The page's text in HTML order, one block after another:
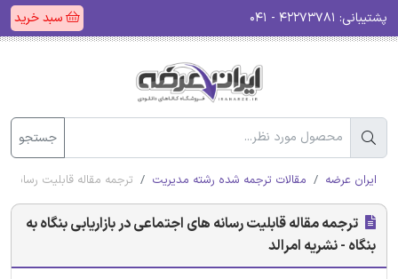
پشتیبانی: سبد خرید
جستجو
ایران عرضه مقالات ترجمه شده رشته مدیریت ترجمه مقاله قابلیت رسانه
ترجمه مقاله قابلیت رسانه های اجتماعی در بازاریابی بنگاه به
بنگاه - نشریه امرالد